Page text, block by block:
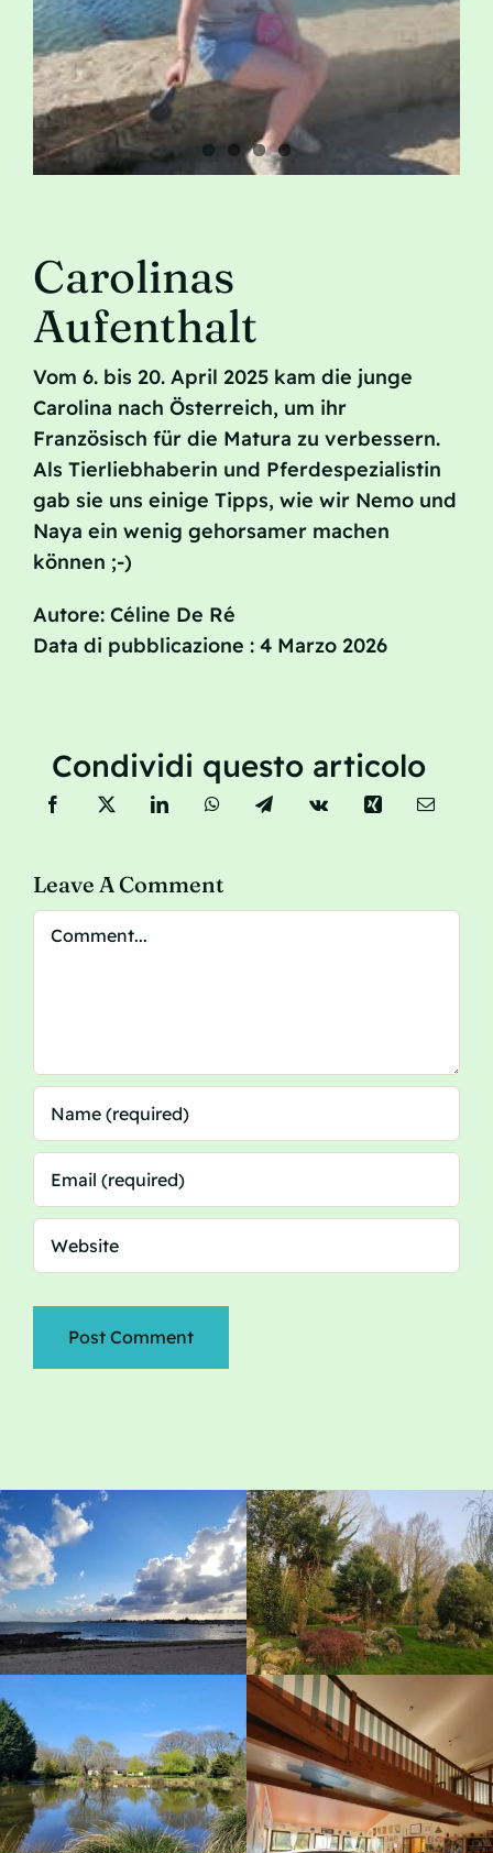
Contatto
Carolinas
Aufenthalt
Vom 6. bis 20. April 2025 kam die junge
Carolina nach Österreich, um ihr
Französisch für die Matura zu verbessern.
Als Tierliebhaberin und Pferdespezialistin
gab sie uns einige Tipps, wie wir Nemo und
Naya ein wenig gehorsamer machen
können ;-)
Autore: Céline De Ré
Data di pubblicazione : 4 Marzo 2026
Condividi questo articolo
Leave A Comment
Comment